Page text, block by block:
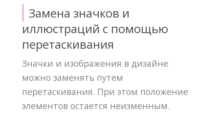
Замена значков и
иллюстраций с помощью
перетаскивания
Значки и изображения в дизайне
можно заменять путем
перетаскивания. При этом положение
элементов остается неизменным.